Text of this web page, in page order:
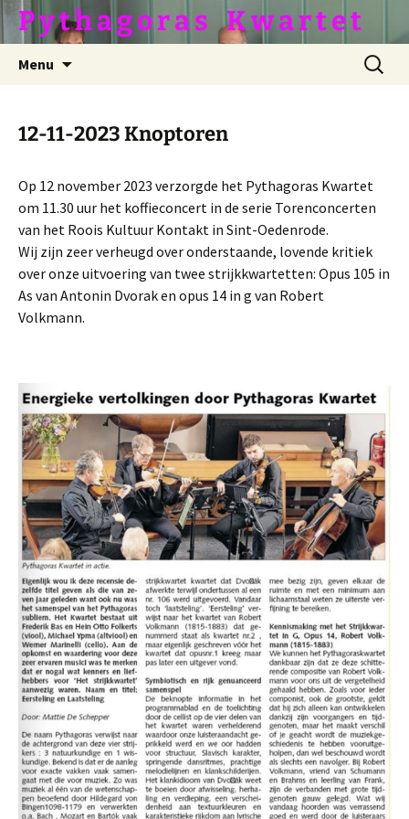
naarP y t h a g o r a s ­­­ ­ ­ K w a r t e t
Menu
Zoeken
naar:
12-11-2023 Knoptoren
Op 12 november 2023 verzorgde het Pythagoras Kwartet
om 11.30 uur het koffieconcert in de serie Torenconcerten
van het Roois Kultuur Kontakt in Sint-Oedenrode.
Wij zijn zeer verheugd over onderstaande, lovende kritiek
over onze uitvoering van twee strijkkwartetten: Opus 105 in
As van Antonin Dvorak en opus 14 in g van Robert
Volkmann.